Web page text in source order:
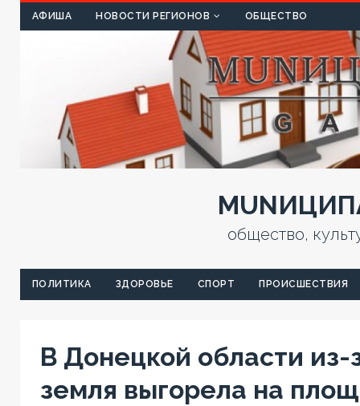
АФИША НОВОСТИ РЕГИОНОВ ОБЩЕСТВО
общество,
ПОЛИТИКА ЗДОРОВЬЕ СПОРТ ПРОИСШЕСТВИЯ
В Донецкой области
земля выгорела на